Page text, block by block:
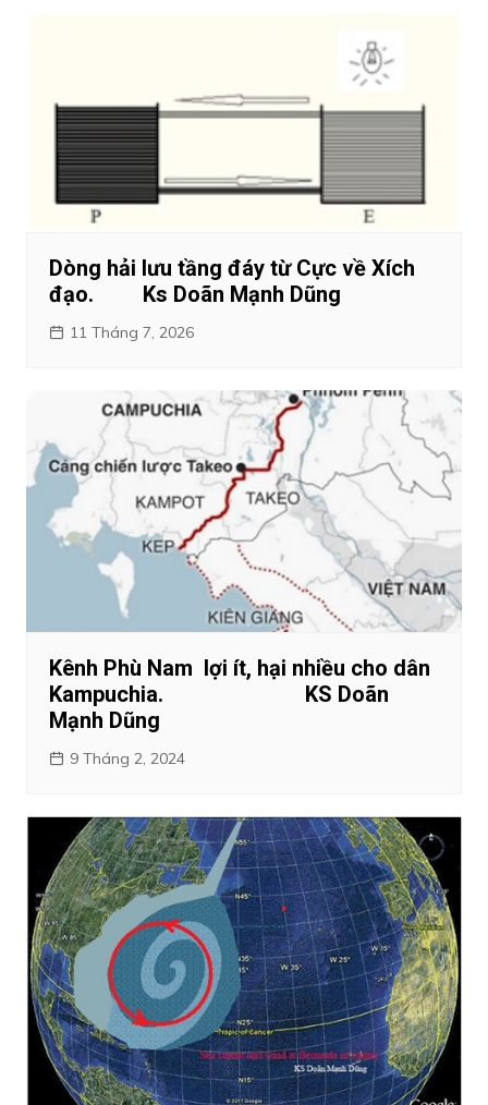
Dòng hải lưu tầng đáy từ Cực về Xích
đạo. Ks Doãn Mạnh Dũng
11 Tháng 7, 2026
Kênh Phù Nam lợi ít, hại nhiều cho dân
Kampuchia. KS Doãn
Mạnh Dũng
9 Tháng 2, 2024